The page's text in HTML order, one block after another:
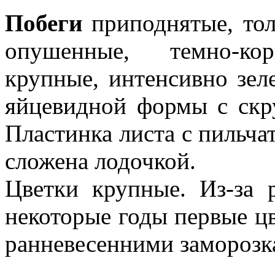
Побеги приподнятые,
опушенные, темно-
крупные, интенсивно
яйцевидной формы с
Пластинка листа с
сложена лодочкой.
Цветки крупные. Из-за
некоторые годы первые
ранневесенними